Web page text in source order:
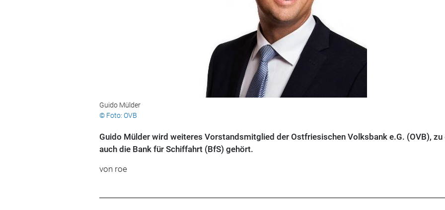
Guido Mülder
© Foto: OVB
Guido Mülder wird weiteres Vorstandsmitglied der Ostfriesischen Volksbank e.G. (OVB), zu
auch die Bank für Schiffahrt (BfS) gehört.
von roe